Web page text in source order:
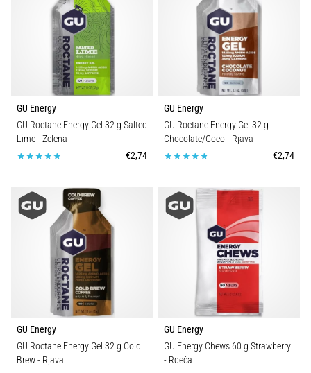
GU Energy
GU Roctane Energy Gel 32 g Salted
Lime- Zelena
€2,74
GU Energy
GU Roctane Energy Gel 32 g
Chocolate/Coco- Rjava
€2,74
GU Energy
GU Roctane Energy Gel 32 g Cold
Brew- Rjava
GU Energy
GU Energy Chews 60 g Strawberry
- Rdeča